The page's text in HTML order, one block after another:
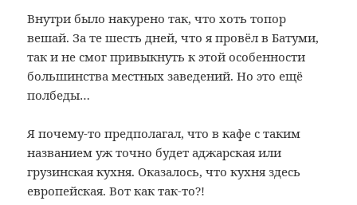
Внутри было накурено так, что хоть топор
вешай. За те шесть дней, что я провёл в Батуми,
так и не смог привыкнуть к этой особенности
большинства местных заведений. Но это ещё
полбеды…
Я почему-то предполагал, что в кафе с таким
названием уж точно будет аджарская или
грузинская кухня. Оказалось, что кухня здесь
европейская. Вот как так-то?!